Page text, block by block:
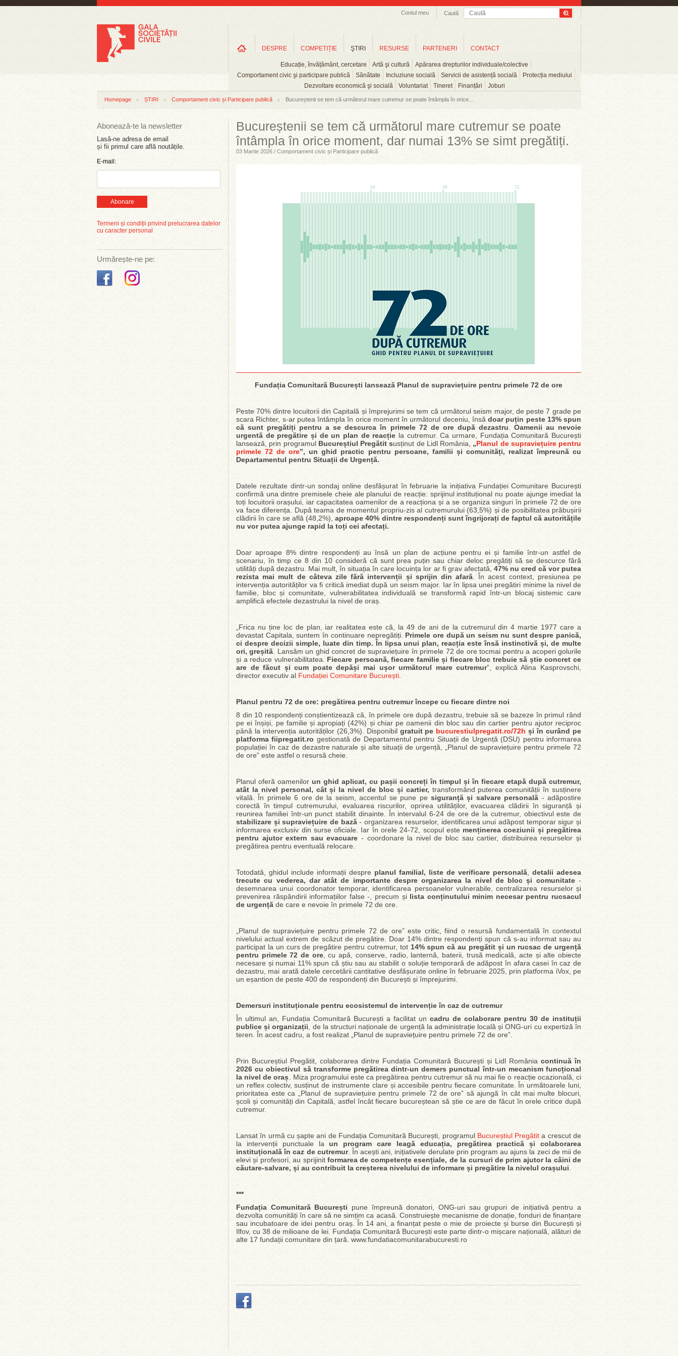
Caută
Contul meu
DESPRE COMPETIȚIE ŞTIRI
Educație, învățământ, cercetare Artă şi cultură
Apărarea drepturilor individuale/colective
Comportament civic şi participare publică
Sănătate Incluziune socială Servicii de asistență socială
Protecția mediului
Dezvoltare economică şi socială
Voluntariat Tineret Finanțări Joburi
RESURSE PARTENERI CONTACT
Homepage ȘTIRI Comportament civic și Participare publică Bucureștenii se tem că următorul mare cutremur se poate întâmpla în orice...
Abonează-te la newsletter
Lasă-ne adresa de email
și fii primul care află noutățile.
E-mail:
Abonare
Termeni și condiții privind prelucrarea datelor
cu caracter personal
Urmărește-ne pe:
Bucureștenii se tem că următorul mare cutremur se poate
întâmpla în orice moment, dar numai 13% se simt pregătiți.
03 Martie 2026 / Comportament civic și Participare publică
Fundația Comunitară București lansează Planul de supraviețuire pentru primele 72 de ore
Peste 70% dintre locuitorii din Capitală și împrejurimi se tem că următorul seism major, de peste 7 grade pe
scara Richter, s-ar putea întâmpla în orice moment în următorul deceniu, însă doar puțin peste 13% spun
că sunt pregătiți pentru a se descurca în primele 72 de ore după dezastru
Oamenii au nevoie
urgentă de pregătire și de un plan de reacție la cutremur. Ca urmare, Fundația Comunitară București
lansează, prin programul Bucureștiul Pregătit susținut de Lidl România, „Planul de supraviețuire pentru
primele 72 de ore”, un ghid practic pentru persoane, familii și comunități, realizat împreună cu
Departamentul pentru Situații de Urgență.
Datele rezultate dintr-un sondaj online desfășurat în februarie la inițiativa Fundației Comunitare București
confirmă una dintre premisele cheie ale planului de reacție: sprijinul instituțional nu poate ajunge imediat la
toți locuitorii orașului, iar capacitatea oamenilor de a reacționa și a se organiza singuri în primele 72 de ore
va face diferența. După teama de momentul propriu-zis al cutremurului (63,5%) și de posibilitatea prăbușirii
clădirii în care se află (48,2%),aproape 40% dintre respondenți sunt îngrijorați de faptul că autoritățile
nu vor putea ajunge rapid la toți cei afectați.
Doar aproape 8% dintre respondenți au însă un plan de acțiune pentru ei și familie într-un astfel de
scenariu, în timp ce 8 din 10 consideră că sunt prea puțin sau chiar deloc pregătiți să se descurce fără
utilități după dezastru. Mai mult, în situația în care locuința lor ar fi grav afectată, 47% nu cred că vor putea
rezista mai mult de câteva zile fără intervenții și sprijin din afară . În acest context, presiunea pe
intervenția autorităților va fi critică imediat după un seism major. Iar în lipsa unei pregătiri minime la nivel de
familie, bloc și comunitate, vulnerabilitatea individuală se transformă rapid într-un blocaj sistemic care
amplifică efectele dezastrului la nivel de oraș.
„Frica nu ține loc de plan, iar realitatea este că, la 49 de ani de la cutremurul din 4 martie 1977 care a
devastat Capitala, suntem în continuare nepregătiți. Primele ore după un seism nu sunt despre panică,
ci despre decizii simple, luate din timp. În lipsa unui plan, reacția este însă instinctivă și, de multe
ori, greșită . Lansăm un ghid concret de supraviețuire în primele 72 de ore tocmai pentru a acoperi golurile
și a reduce vulnerabilitatea. Fiecare persoană, fiecare familie și fiecare bloc trebuie să știe concret ce
are de făcut și cum poate depăși mai ușor următorul mare cutremur”, explică Alina Kasprovschi,
director executiv al Fundației Comunitare București
Planul pentru 72 de ore: pregătirea pentru cutremur începe cu fiecare dintre noi
8 din 10 respondenți conștientizează că, în primele ore după dezastru, trebuie să se bazeze în primul rând
pe ei înșiși, pe familie și apropiați (42%) și chiar pe oamenii din bloc sau din cartier pentru ajutor reciproc
până la intervenția autorităților (26,3%). Disponibil gratuit pe bucurestiulpregatit.ro/72h și în curând pe
platforma fiipregatit.ro gestionată de Departamentul pentru Situații de Urgență (DSU) pentru informarea
populației în caz de dezastre naturale și alte situații de urgență, „Planul de supraviețuire pentru primele 72
de ore” este astfel o resursă cheie.
Planul oferă oamenilor un ghid aplicat, cu pașii concreți în timpul și în fiecare etapă după cutremur,
atât la nivel personal, cât și la nivel de bloc și cartier, transformând puterea comunității în susținere
vitală. În primele 6 ore de la seism, accentul se pune pe siguranță și salvare personală - adăpostire
corectă în timpul cutremurului, evaluarea riscurilor, oprirea utilităților, evacuarea clădirii în siguranță și
reunirea familiei într-un punct stabilit dinainte. În intervalul 6-24 de ore de la cutremur, obiectivul este de
stabilizare și supraviețuire de bază- organizarea resurselor, identificarea unui adăpost temporar sigur și
informarea exclusiv din surse oficiale. Iar în orele 24-72, scopul este menținerea coeziunii și pregătirea
pentru ajutor extern sau evacuare - coordonare la nivel de bloc sau cartier, distribuirea resurselor și
pregătirea pentru eventuală relocare.
Totodată, ghidul include informații despre planul familial, liste de verificare personală
detalii adesea
trecute cu vederea, dar atât de importante despre organizarea la nivel de bloc și comunitate-
desemnarea unui coordonator temporar, identificarea persoanelor vulnerabile, centralizarea resurselor și
prevenirea răspândirii informațiilor false -, precum și lista conținutului minim necesar pentru rucsacul
de urgență de care e nevoie în primele 72 de ore.
„Planul de supraviețuire pentru primele 72 de ore” este critic, fiind o resursă fundamentală în contextul
nivelului actual extrem de scăzut de pregătire. Doar 14% dintre respondenți spun că s-au informat sau au
participat la un curs de pregătire pentru cutremur, tot 14% spun că au pregătit și un rucsac de urgență
pentru primele 72 de ore, cu apă, conserve, radio, lanternă, baterii, trusă medicală, acte și alte obiecte
necesare și numai 11% spun că știu sau au stabilit o soluție temporară de adăpost în afara casei în caz de
dezastru, mai arată datele cercetării cantitative desfășurate online în februarie 2025, prin platforma iVox, pe
un eșantion de peste 400 de respondenți din București și împrejurimi.
Demersuri instituționale pentru ecosistemul de intervenție în caz de cutremur
În ultimul an, Fundația Comunitară București a facilitat un cadru de colaborare pentru 30 de instituții
publice și organizații , de la structuri naționale de urgență la administrație locală și ONG-uri cu expertiză în
teren. În acest cadru, a fost realizat „Planul de supraviețuire pentru primele 72 de ore”.
Prin Bucureștiul Pregătit, colaborarea dintre Fundația Comunitară București și Lidl România continuă în
2026 cu obiectivul să transforme pregătirea dintr-un demers punctual într-un mecanism funcțional
la nivel de oraș . Miza programului este ca pregătirea pentru cutremur să nu mai fie o reacție ocazională, ci
un reflex colectiv, susținut de instrumente clare și accesibile pentru fiecare comunitate. În următoarele luni,
prioritatea este ca „Planul de supraviețuire pentru primele 72 de ore” să ajungă în cât mai multe blocuri,
școli și comunități din Capitală, astfel încât fiecare bucureștean să știe ce are de făcut în orele critice după
cutremur.
Lansat în urmă cu șapte ani de Fundația Comunitară București, programul Bucureștiul Pregătit a crescut de
la intervenții punctuale laun program care leagă educația, pregătirea practică și colaborarea
instituțională în caz de cutremur. În acești ani, inițiativele derulate prin program au ajuns la zeci de mii de
elevi și profesori, au sprijinitformarea de competențe esențiale, de la cursuri de prim ajutor la câini de
căutare-salvare, și au contribuit la creșterea nivelului de informare și pregătire la nivelul orașului
***
Fundația Comunitară București pune împreună donatori, ONG-uri sau grupuri de inițiativă pentru a
dezvolta comunități în care să ne simțim ca acasă. Construiește mecanisme de donație, fonduri de finanțare
sau incubatoare de idei pentru oraș. În 14 ani, a finanțat peste o mie de proiecte și burse din București și
Ilfov, cu 38 de milioane de lei. Fundația Comunitară București este parte dintr-o mișcare națională, alături de
alte 17 fundații comunitare din țară. www.fundatiacomunitarabucuresti.ro